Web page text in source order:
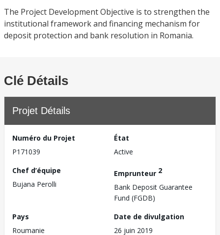
The Project Development Objective is to strengthen the
institutional framework and financing mechanism for
deposit protection and bank resolution in Romania.
Clé Détails
Projet Détails
Numéro du Projet
P171039
État
Active
Chef d’équipe
Bujana Perolli
Emprunteur 2
Bank Deposit Guarantee
Fund (FGDB)
Pays
Roumanie
Date de divulgation
26 juin 2019